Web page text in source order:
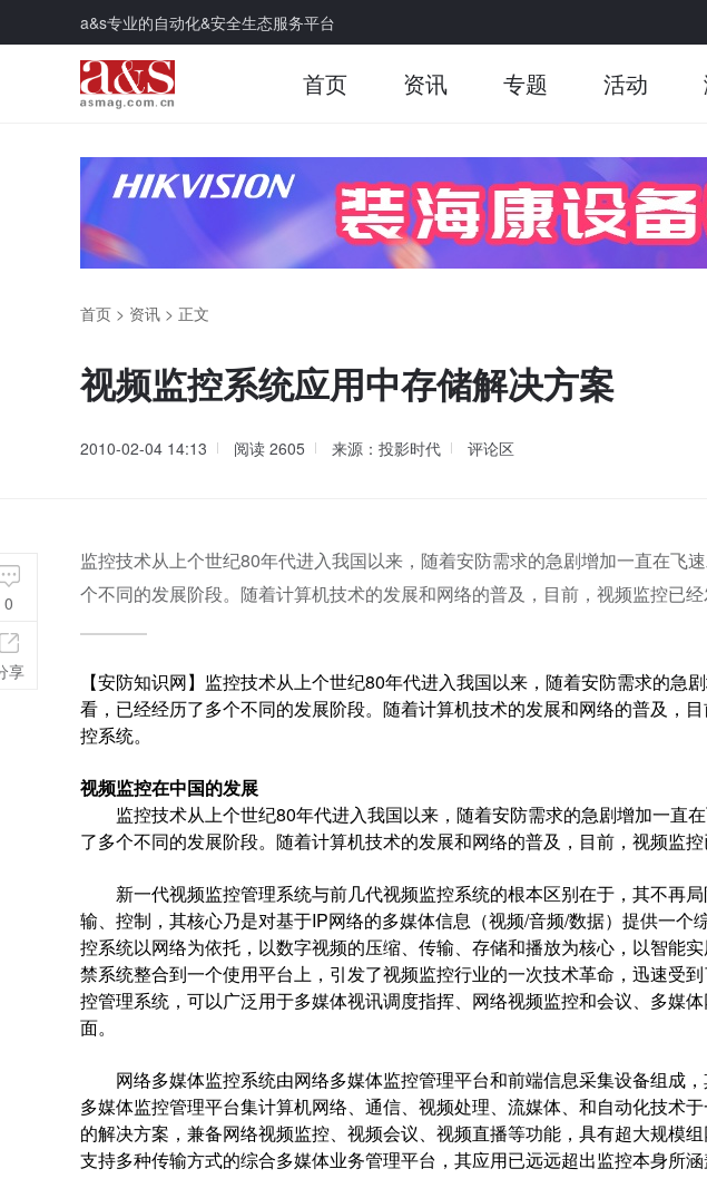
a&s专业的自动化&安全生态服务平台
首页 资讯 专题 活动
首页 > 资讯 > 正文
视频监控系统应用中存储解决方案
2010-02-04 14:13 阅读 2605 来源：投影时代 评论区
监控技术从上个世纪80年代进入我国以来，随着安防需求的急剧增加一直在飞
个不同的发展阶段。随着计算机技术的发展和网络的普及，目前，视频监控已
【安防知识网】监控技术从上个世纪80年代进入我国以来，随着安防需求的急
看，已经经历了多个不同的发展阶段。随着计算机技术的发展和网络的普及，
控系统。
视频监控在中国的发展
监控技术从上个世纪80年代进入我国以来，随着安防需求的急剧增加一直
了多个不同的发展阶段。随着计算机技术的发展和网络的普及，目前，视频监
新一代视频监控管理系统与前几代视频监控系统的根本区别在于，其不再
输、控制，其核心乃是对基于IP网络的多媒体信息（视频/音频/数据）提供一个
控系统以网络为依托，以数字视频的压缩、传输、存储和播放为核心，以智能
禁系统整合到一个使用平台上，引发了视频监控行业的一次技术革命，迅速受
控管理系统，可以广泛用于多媒体视讯调度指挥、网络视频监控和会议、多媒
面。
网络多媒体监控系统由网络多媒体监控管理平台和前端信息采集设备组成
多媒体监控管理平台集计算机网络、通信、视频处理、流媒体、和自动化技术
的解决方案，兼备网络视频监控、视频会议、视频直播等功能，具有超大规模
支持多种传输方式的综合多媒体业务管理平台，其应用已远远超出监控本身所
0
享